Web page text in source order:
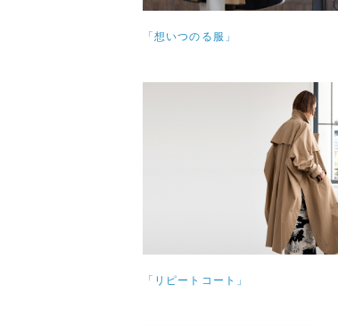
「想いつのる服」
「リピートコート」